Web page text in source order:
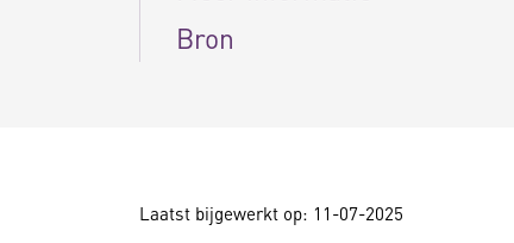
Bron
Laatst bijgewerkt op: 11-07-2025